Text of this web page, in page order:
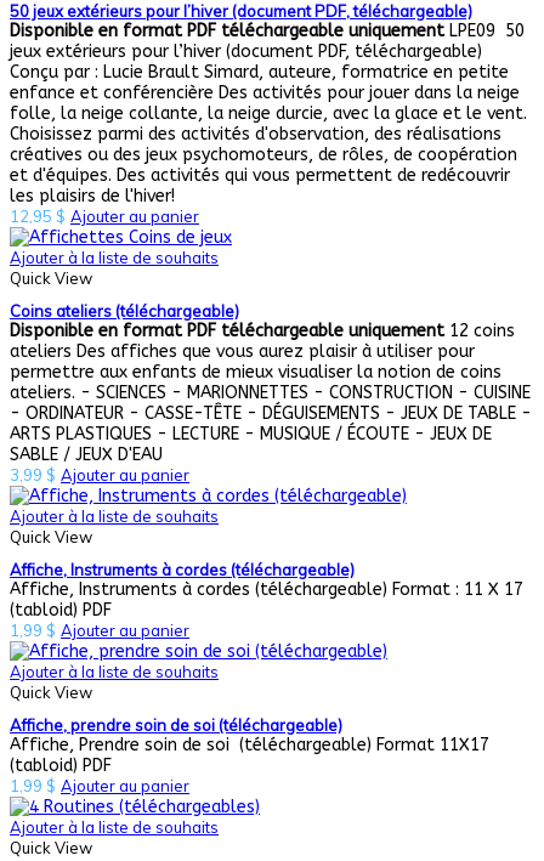
50 jeux extérieurs pour l’hiver (document PDF, téléchargeable)
Disponible en format PDF téléchargeable uniquementLPE09 50
jeux extérieurs pour l’hiver (document PDF, téléchargeable)
Conçu par : Lucie Brault Simard, auteure, formatrice en petite
enfance et conférencière Des activités pour jouer dans la neige
folle, la neige collante, la neige durcie, avec la glace et le vent.
Choisissez parmi des activités d'observation, des réalisations
créatives ou des jeux psychomoteurs, de rôles, de coopération
et d'équipes. Des activités qui vous permettent de redécouvrir
les plaisirs de l'hiver!
12,95 $ Ajouter au panier
Ajouter à la liste de souhaits
Quick View
Coins ateliers (téléchargeable)
Disponible en format PDF téléchargeable uniquement12 coins
ateliers Des affiches que vous aurez plaisir à utiliser pour
permettre aux enfants de mieux visualiser la notion de coins
ateliers. - SCIENCES - MARIONNETTES - CONSTRUCTION - CUISINE
- ORDINATEUR - CASSE-TÊTE - DÉGUISEMENTS - JEUX DE TABLE -
ARTS PLASTIQUES - LECTURE - MUSIQUE / ÉCOUTE - JEUX DE
SABLE / JEUX D'EAU
3,99 $ Ajouter au panier
Ajouter à la liste de souhaits
Quick View
Affiche, Instruments à cordes (téléchargeable)
Affiche, Instruments à cordes (téléchargeable) Format : 11 X 17
(tabloid) PDF
1,99 $ Ajouter au panier
Ajouter à la liste de souhaits
Quick View
Affiche, prendre soin de soi (téléchargeable)
Affiche, Prendre soin de soi (téléchargeable) Format 11X17
(tabloid) PDF
1,99 $ Ajouter au panier
Ajouter à la liste de souhaits
Quick View